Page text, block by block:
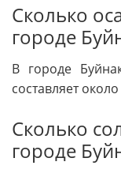
Сколько
городе
В городе
составляет
Сколько
городе